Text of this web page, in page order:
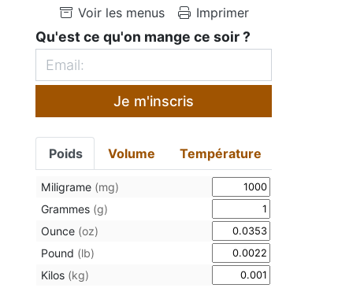
Voir les menus Imprimer
Qu'est ce qu'on mange ce soir ?
Je m'inscris
Poids Volume Température
Miligrame (mg)
Grammes (g)
Ounce (oz)
Pound (lb)
Kilos (kg)